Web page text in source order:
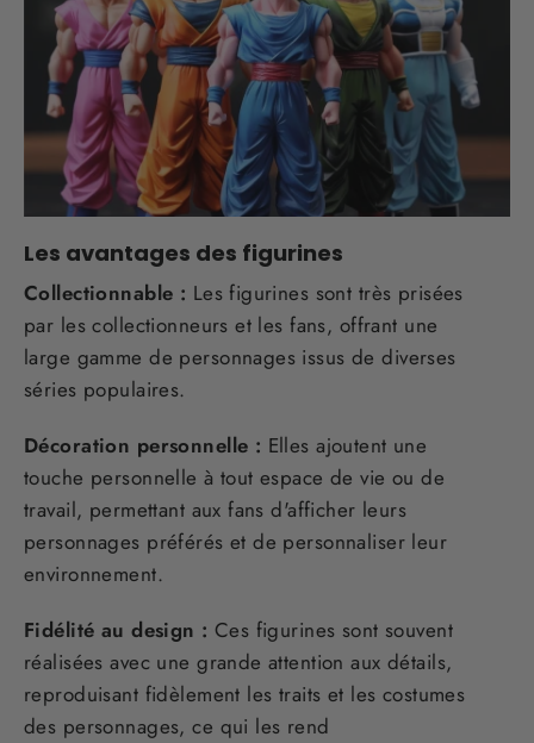
Les avantages des figurines
Collectionnable : Les figurines sont très prisées
par les collectionneurs et les fans, offrant une
large gamme de personnages issus de diverses
séries populaires.
Décoration personnelle : Elles ajoutent une
touche personnelle à tout espace de vie ou de
travail, permettant aux fans d'afficher leurs
personnages préférés et de personnaliser leur
environnement.
Fidélité au design : Ces figurines sont souvent
réalisées avec une grande attention aux détails,
reproduisant fidèlement les traits et les costumes
des personnages, ce qui les rend